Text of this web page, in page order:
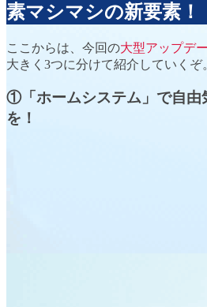
素マシマシの新要素！
ここからは、今回の大型アップデ
大きく3つに分けて紹介していくぞ
①「ホームシステム」で自由
を！